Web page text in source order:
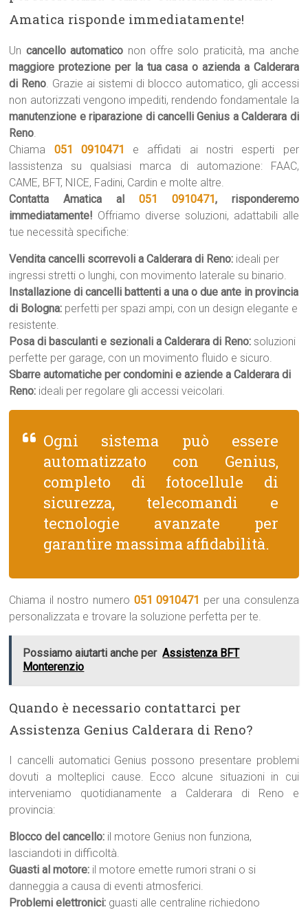
Amatica risponde immediatamente!
Un cancello automatico non offre solo praticità, ma anche
maggiore protezione per la tua casa o azienda a Calderara
di Reno. Grazie ai sistemi di blocco automatico, gli accessi
non autorizzati vengono impediti, rendendo fondamentale la
manutenzione e riparazione di cancelli Genius a Calderara di
Reno.
Chiama 051 0910471
e affidati ai nostri esperti per
lassistenza su qualsiasi marca di automazione: FAAC,
CAME, BFT, NICE, Fadini, Cardin e molte altre.
Contatta Amatica al 051 0910471, risponderemo
immediatamente! Offriamo diverse soluzioni, adattabili alle
tue necessità specifiche:
Vendita cancelli scorrevoli a Calderara di Reno: ideali per
ingressi stretti o lunghi, con movimento laterale su binario.
Installazione di cancelli battenti a una o due ante in provincia
di Bologna: perfetti per spazi ampi, con un design elegante e
resistente.
Posa di basculanti e sezionali a Calderara di Reno: soluzioni
perfette per garage, con un movimento fluido e sicuro.
Sbarre automatiche per condomini e aziende a Calderara di
Reno: ideali per regolare gli accessi veicolari.
Ogni sistema può essere
automatizzato con Genius,
completo di fotocellule di
sicurezza, telecomandi e
tecnologie avanzate per
garantire massima affidabilità.
Chiama il nostro numero 051 0910471 per una consulenza
personalizzata e trovare la soluzione perfetta per te.
Possiamo aiutarti anche per Assistenza BFT
Monterenzio
Quando è necessario contattarci per
Assistenza Genius Calderara di Reno?
I cancelli automatici Genius possono presentare problemi
dovuti a molteplici cause. Ecco alcune situazioni in cui
interveniamo quotidianamente a Calderara di Reno e
provincia:
Blocco del cancello: il motore Genius non funziona,
lasciandoti in difficoltà.
Guasti al motore: il motore emette rumori strani o si
danneggia a causa di eventi atmosferici.
Problemi elettronici: guasti alle centraline richiedono